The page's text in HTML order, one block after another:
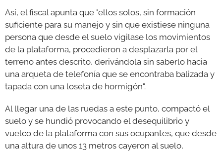
Así, el fiscal apunta que "ellos solos, sin formación
suficiente para su manejo y sin que existiese ninguna
persona que desde el suelo vigilase los movimientos
de la plataforma, procedieron a desplazarla por el
terreno antes descrito, derivándola sin saberlo hacia
una arqueta de telefonía que se encontraba balizada y
tapada con una loseta de hormigón".
Al llegar una de las ruedas a este punto, compactó el
suelo y se hundió provocando el desequilibrio y
vuelco de la plataforma con sus ocupantes, que desde
una altura de unos 13 metros cayeron al suelo,